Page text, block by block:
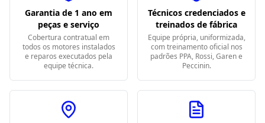
Garantia de 1 ano em
peças e serviço
Cobertura contratual em
todos os motores instalados
e reparos executados pela
equipe técnica.
Técnicos credenciados e
treinados de fábrica
Equipe própria, uniformizada,
com treinamento oficial nos
padrões PPA, Rossi, Garen e
Peccinin.